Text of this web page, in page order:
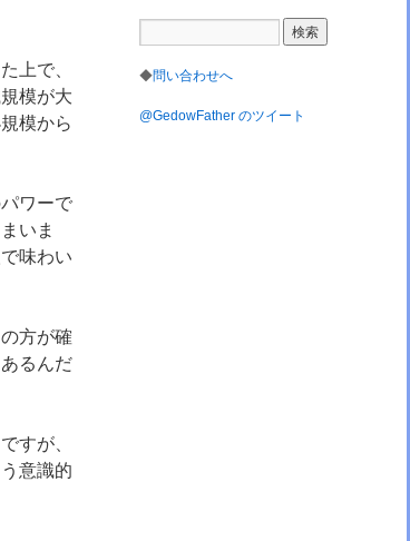
上で、
模が大
模から
ワーで
いま
味わい
方が確
るんだ
すが、
意識的
◆問い合わせへ
@GedowFather のツイート